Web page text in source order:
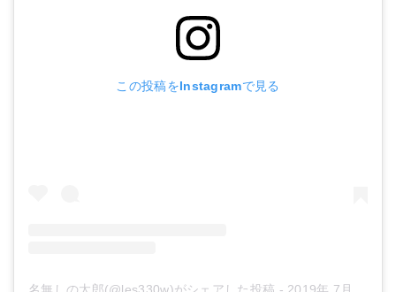
この投稿をInstagramで見る